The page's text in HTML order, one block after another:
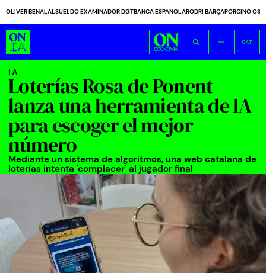
OLIVER BENALALSUELDO EXAMINADOR DGTBANCA ESPAÑOLARODRI BARÇAPORCINO
IA
Loterías Rosa de Ponent
lanza una herramienta de IA
para escoger el mejor
número
Mediante un sistema de algoritmos, una web catalana de
loterías intenta 'complacer' al jugador final